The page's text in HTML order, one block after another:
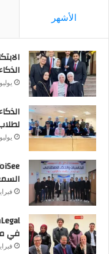
الأشهر
يوليو 1, 2024
يوليو 7, 2024
فبراير 12,
في
فبراير 12,